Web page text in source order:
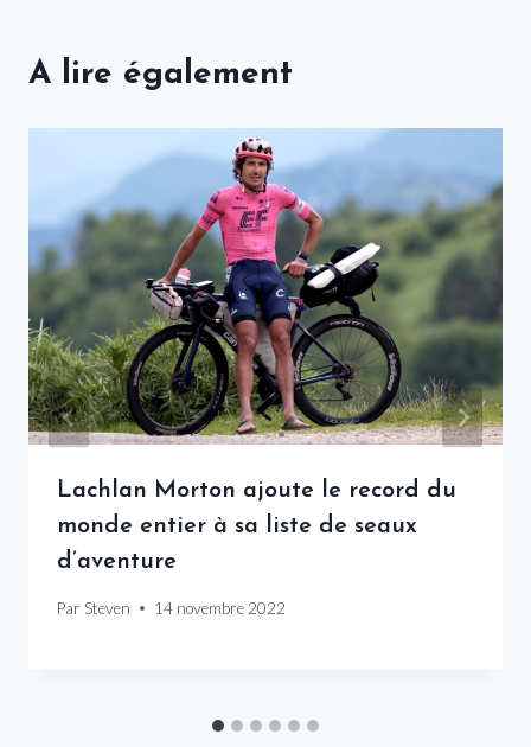
A lire également
Lachlan Morton ajoute le record du
monde entier à sa liste de seaux
d’aventure
Par Steven 14 novembre 2022